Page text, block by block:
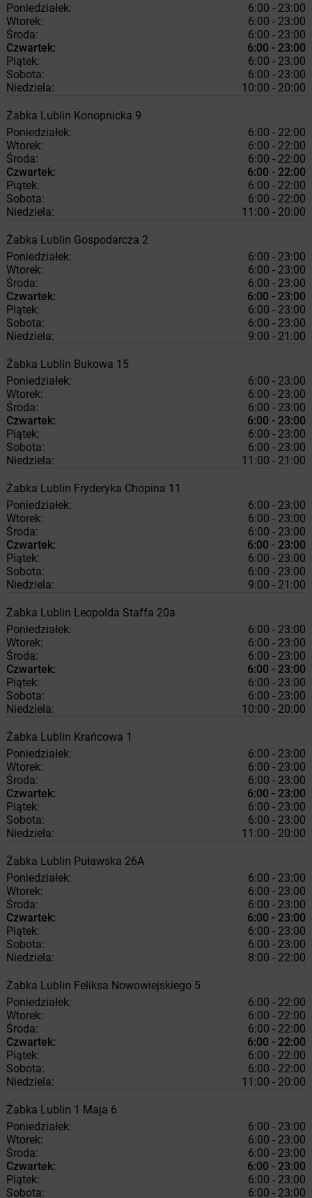
Poniedziałek:
6:00 - 23:00
Wtorek:
6:00 - 23:00
Środa:
6:00 - 23:00
Czwartek:
6:00 - 23:00
Piątek:
6:00 - 23:00
Sobota:
6:00 - 23:00
Niedziela:
10:00 - 20:00
Żabka Lublin Konopnicka 9
Poniedziałek:
6:00 - 22:00
Wtorek:
6:00 - 22:00
Środa:
6:00 - 22:00
Czwartek:
6:00 - 22:00
Piątek:
6:00 - 22:00
Sobota:
6:00 - 22:00
Niedziela:
11:00 - 20:00
Żabka Lublin Gospodarcza 2
Poniedziałek:
6:00 - 23:00
Wtorek:
6:00 - 23:00
Środa:
6:00 - 23:00
Czwartek:
6:00 - 23:00
Piątek:
6:00 - 23:00
Sobota:
6:00 - 23:00
Niedziela:
9:00 - 21:00
Żabka Lublin Bukowa 15
Poniedziałek:
6:00 - 23:00
Wtorek:
6:00 - 23:00
Środa:
6:00 - 23:00
Czwartek:
6:00 - 23:00
Piątek:
6:00 - 23:00
Sobota:
6:00 - 23:00
Niedziela:
11:00 - 21:00
Żabka Lublin Fryderyka Chopina 11
Poniedziałek:
6:00 - 23:00
Wtorek:
6:00 - 23:00
Środa:
6:00 - 23:00
Czwartek:
6:00 - 23:00
Piątek:
6:00 - 23:00
Sobota:
6:00 - 23:00
Niedziela:
9:00 - 21:00
Żabka Lublin Leopolda Staffa 20a
Poniedziałek:
6:00 - 23:00
Wtorek:
6:00 - 23:00
Środa:
6:00 - 23:00
Czwartek:
6:00 - 23:00
Piątek:
6:00 - 23:00
Sobota:
6:00 - 23:00
Niedziela:
10:00 - 20:00
Żabka Lublin Krańcowa 1
Poniedziałek:
6:00 - 23:00
Wtorek:
6:00 - 23:00
Środa:
6:00 - 23:00
Czwartek:
6:00 - 23:00
Piątek:
6:00 - 23:00
Sobota:
6:00 - 23:00
Niedziela:
11:00 - 20:00
Żabka Lublin Puławska 26A
Poniedziałek:
6:00 - 23:00
Wtorek:
6:00 - 23:00
Środa:
6:00 - 23:00
Czwartek:
6:00 - 23:00
Piątek:
6:00 - 23:00
Sobota:
6:00 - 23:00
Niedziela:
8:00 - 22:00
Żabka Lublin Feliksa Nowowiejskiego 5
Poniedziałek:
6:00 - 22:00
Wtorek:
6:00 - 22:00
Środa:
6:00 - 22:00
Czwartek:
6:00 - 22:00
Piątek:
6:00 - 22:00
Sobota:
6:00 - 22:00
Niedziela:
11:00 - 20:00
Żabka Lublin 1 Maja 6
Poniedziałek:
6:00 - 23:00
Wtorek:
6:00 - 23:00
Środa:
6:00 - 23:00
Czwartek:
6:00 - 23:00
Piątek:
6:00 - 23:00
Sobota:
6:00 - 23:00